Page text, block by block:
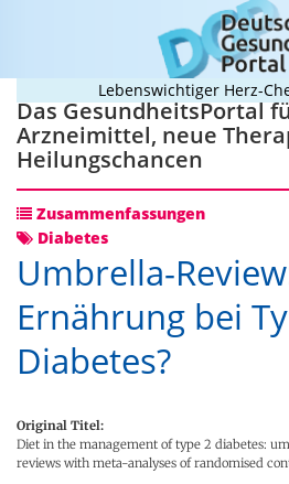
Lebenswichtiger Herz-
Das GesundheitsPortal
Arzneimittel, neue
Heilungschancen
Zusammenfassungen
Diabetes
Umbrella-
Ernährung bei
Diabetes?
Original Titel:
Diet in the management of type 2 diabetes:
reviews with meta-analyses of randomised